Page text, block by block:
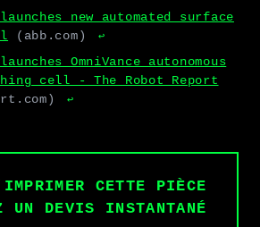
new automated surface
(abb.com) ↩
OmniVance autonomous
cell - The Robot Report
↩
CETTE PIÈCE
UN DEVIS INSTANTANÉ